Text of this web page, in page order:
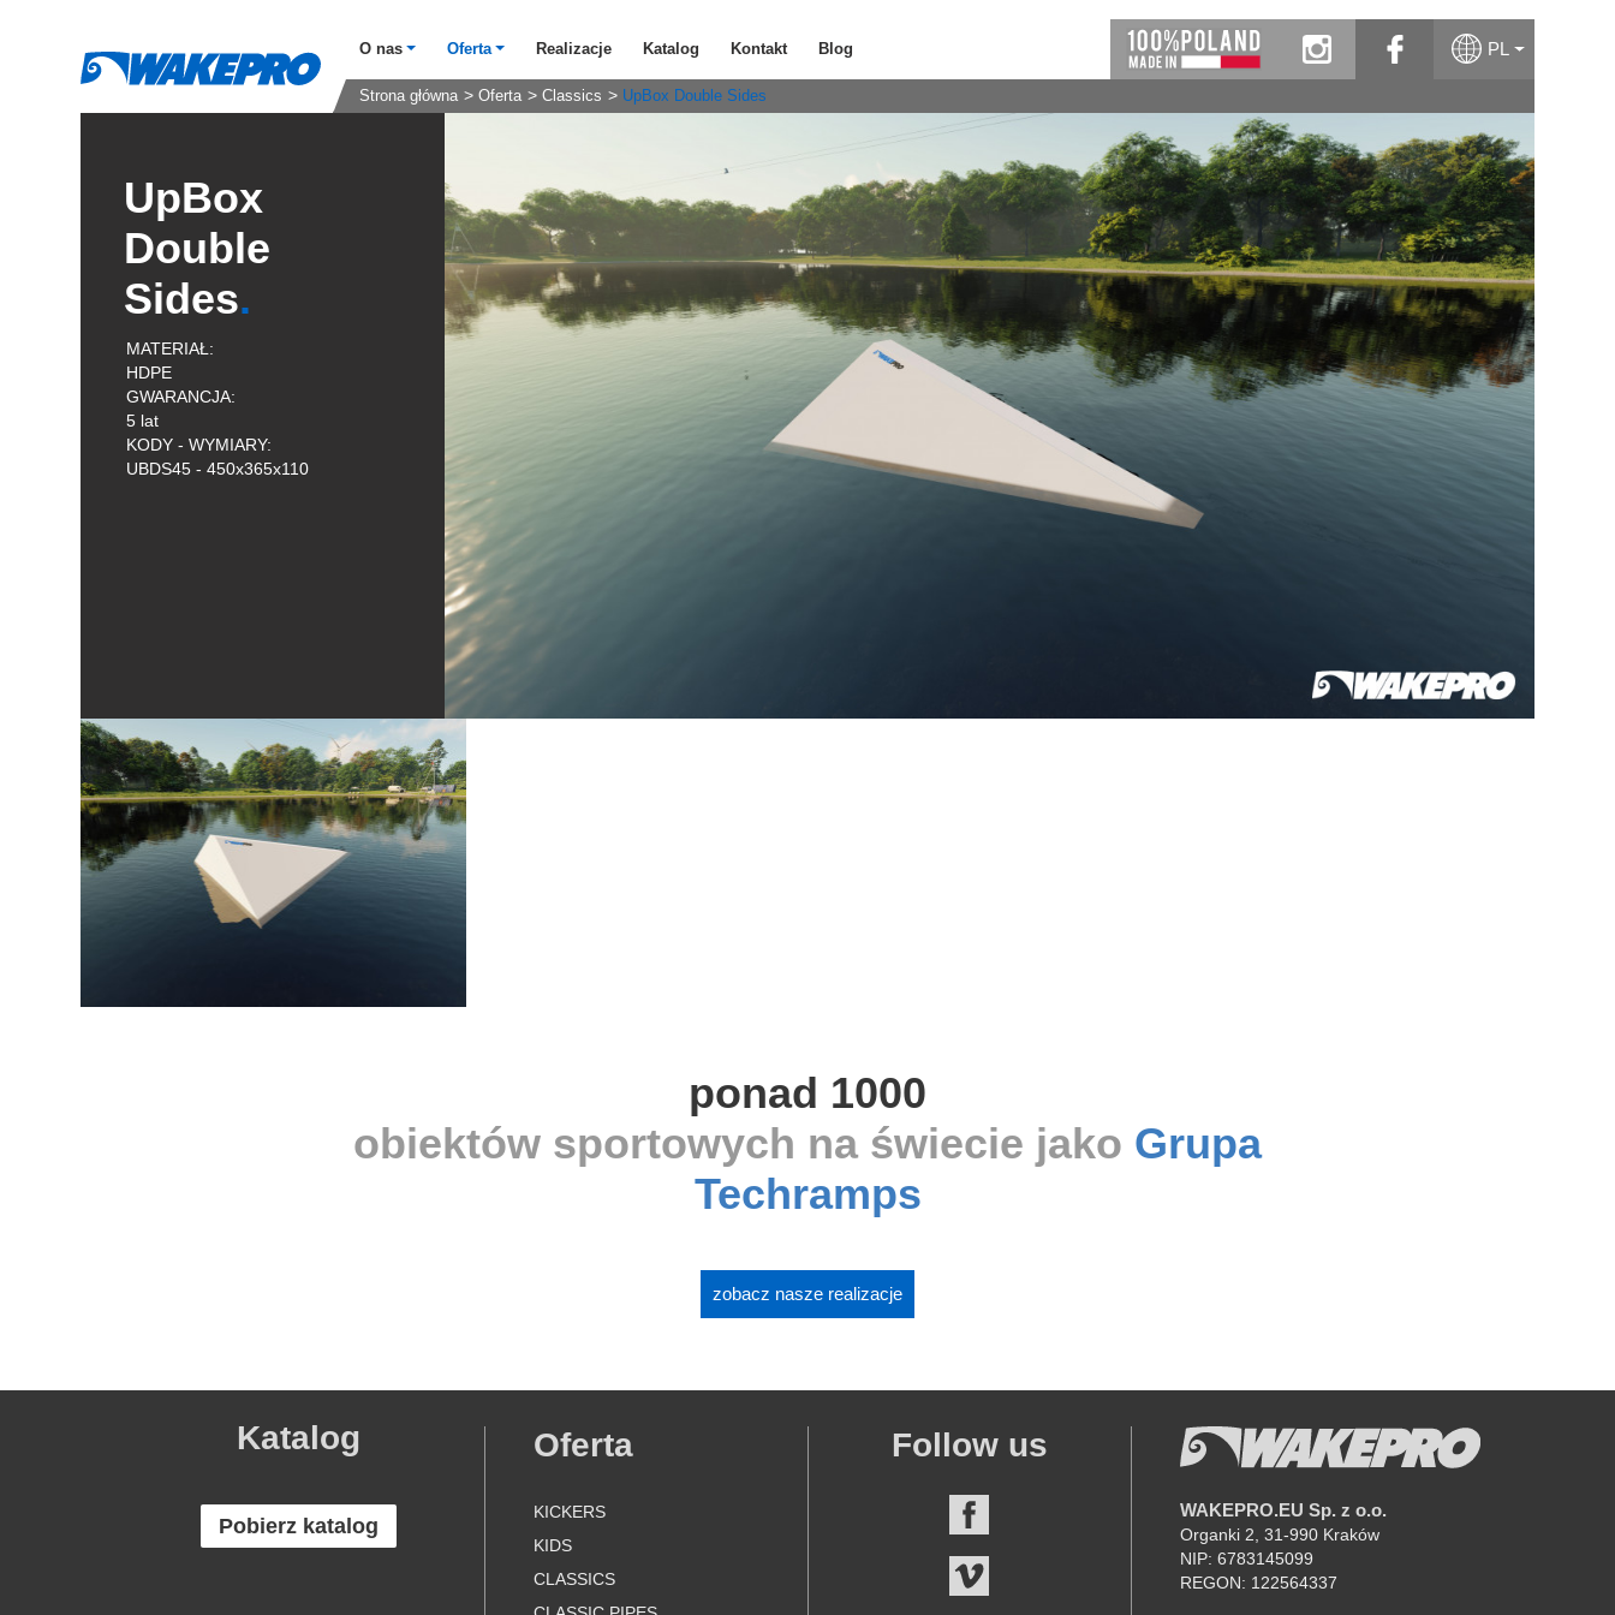
O nas Oferta Realizacje Katalog Kontakt Blog
instagram
PL
Strona główna Oferta Classics UpBox Double Sides
UpBox
Double
Sides
MATERIAŁ:
HDPE
GWARANCJA:
5 lat
KODY - WYMIARY:
UBDS45 - 450x365x110
ponad 1000
obiektów sportowych na świecie jako Grupa
Techramps
zobacz nasze realizacje
Katalog
Pobierz katalog
Oferta
KICKERS
KIDS
CLASSICS
Follow us
WAKEPRO.EU Sp. z o.o.
Organki 2, 31-990 Kraków
NIP: 6783145099
REGON: 122564337